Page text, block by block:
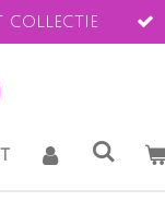
collectie